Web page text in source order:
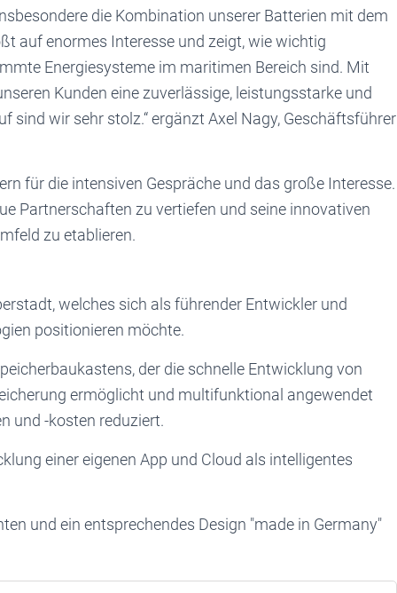
die Kombination unserer Batterien mit dem
auf enormes Interesse und zeigt, wie wichtig
Energiesysteme im maritimen Bereich sind. Mit
Kunden eine zuverlässige, leistungsstarke und
sind wir sehr stolz.“ ergänzt Axel Nagy, Geschäftsführer
für die intensiven Gespräche und das große Interesse.
Partnerschaften zu vertiefen und seine innovativen
zu etablieren.
welches sich als führender Entwickler und
positionieren möchte.
der die schnelle Entwicklung von
ermöglicht und multifunktional angewendet
und -kosten reduziert.
einer eigenen App und Cloud als intelligentes
und ein entsprechendes Design "made in Germany"